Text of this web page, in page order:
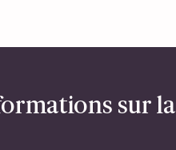
sur la